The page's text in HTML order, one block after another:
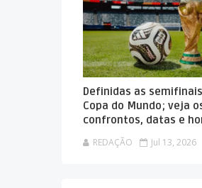
Definidas as
Copa do Mundo; veja
confrontos, datas e
REDAÇÃO Jul 13, 2026